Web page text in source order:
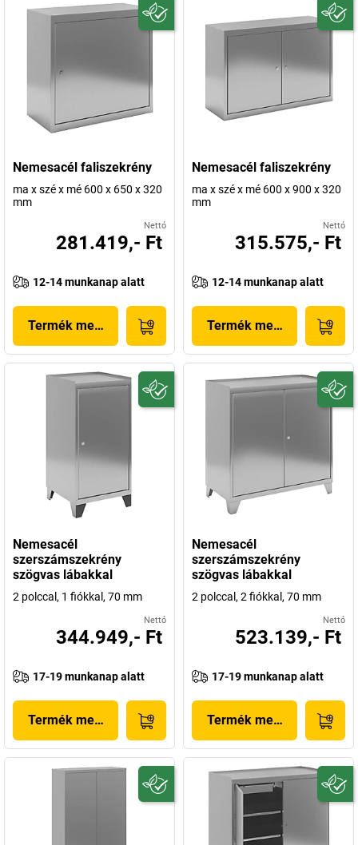
Nemesacél faliszekrény
ma x szé x mé 600 x 650 x 320
mm
Nettó
281.419,- Ft
12-14 munkanap alatt
Termék megjelenítése
Nemesacél faliszekrény
ma x szé x mé 600 x 900 x 320
mm
Nettó
315.575,- Ft
12-14 munkanap alatt
Termék megjelenítése
Nemesacél
szerszámszekrény
szögvas lábakkal
2 polccal, 1 fiókkal, 70 mm
Nettó
344.949,- Ft
17-19 munkanap alatt
Termék megjelenítése
Nemesacél
szerszámszekrény
szögvas lábakkal
2 polccal, 2 fiókkal, 70 mm
Nettó
523.139,- Ft
17-19 munkanap alatt
Termék megjelenítése